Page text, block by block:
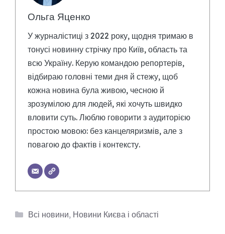
Ольга Яценко
У журналістиці з 2022 року, щодня тримаю в
тонусі новинну стрічку про Київ, область та
всю Україну. Керую командою репортерів,
відбираю головні теми дня й стежу, щоб
кожна новина була живою, чесною й
зрозумілою для людей, які хочуть швидко
вловити суть. Люблю говорити з аудиторією
простою мовою: без канцеляризмів, але з
повагою до фактів і контексту.
Категорії
Всі новини, Новини Києва і області